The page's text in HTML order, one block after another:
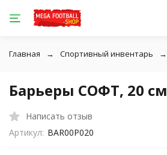
Главная Спортивный инвентарь
Барьеры СОФТ, 20 см
Написать отзыв
Артикул: BAR00P020